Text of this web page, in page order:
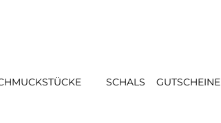
SCHALS GUTSCHEINE